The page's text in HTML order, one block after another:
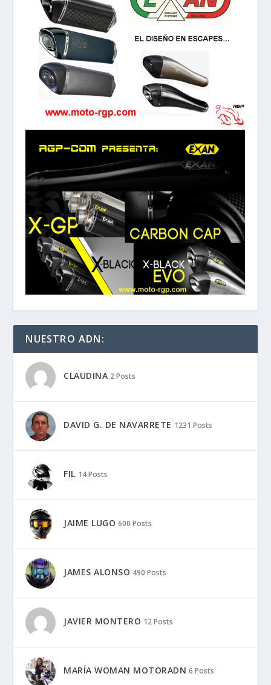
NUESTRO ADN:
CLAUDINA 2 Posts
DAVID G. DE NAVARRETE 1231 Posts
FIL 14 Posts
JAIME LUGO 600 Posts
JAMES ALONSO 490 Posts
JAVIER MONTERO 12 Posts
MARÍA WOMAN MOTORADN 6 Posts